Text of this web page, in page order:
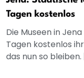
Tagen kostenlos
Die Museen in
Tagen kostenlos
das nun so bleiben.